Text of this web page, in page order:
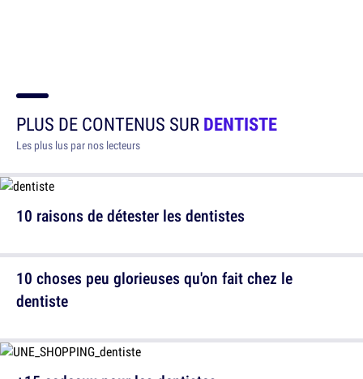
PLUS DE CONTENUS SURDENTISTE
Les plus lus par nos lecteurs
10 raisons de détester les dentistes
10 choses peu glorieuses qu'on fait chez le
dentiste